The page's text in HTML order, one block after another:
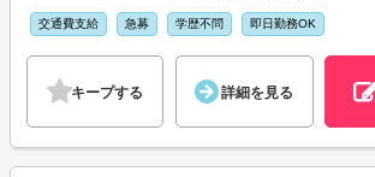
交通費支給 急募 学歴不問 即日勤務OK
キープする 詳細を見る